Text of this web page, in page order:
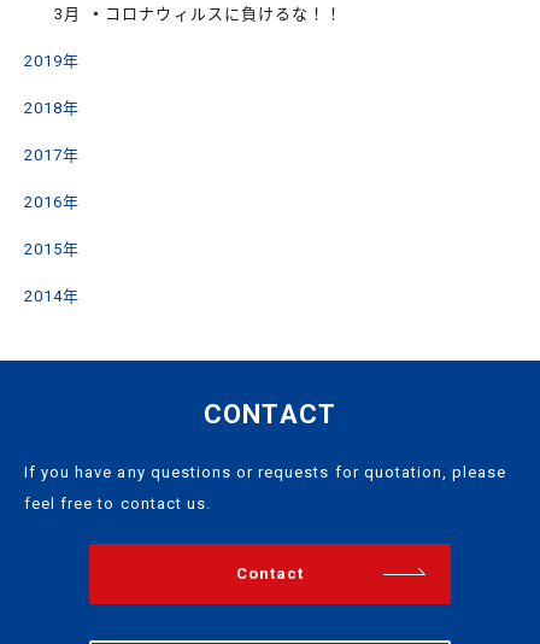
3月 コロナウィルスに負けるな！！
2019年
2018年
2017年
2016年
2015年
2014年
CONTACT
If you have any questions or requests for quotation, please
feel free to contact us.
Contact